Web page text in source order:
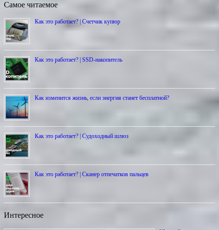
Самое читаемое
Как это работает? | Счетчик купюр
Как это работает? | SSD-накопитель
Как изменится жизнь, если энергия станет бесплатной?
Как это работает? | Cудоходный шлюз
Как это работает? | Сканер отпечатков пальцев
Интересное